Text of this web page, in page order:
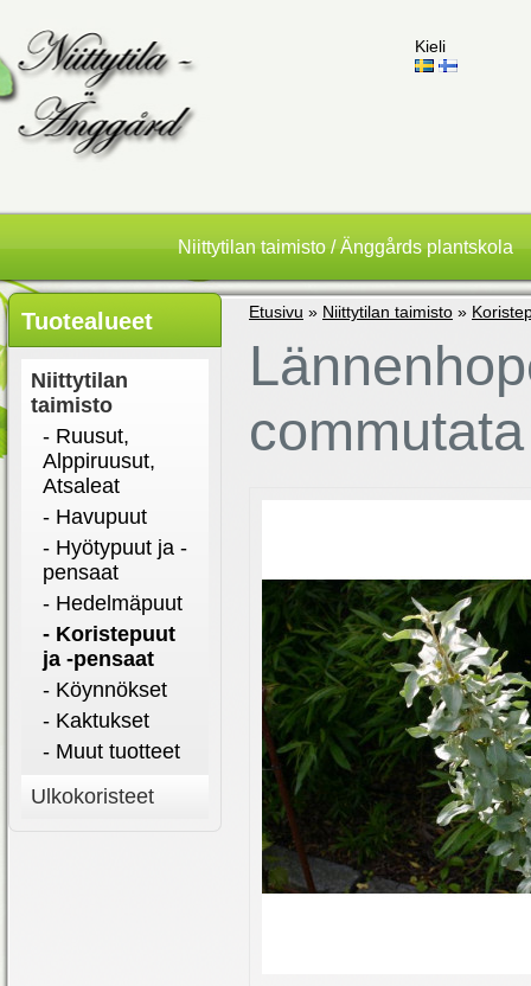
Kieli
Niittytilan taimisto / Änggårds plantskola
Tuotealueet
Niittytilan
taimisto
- Ruusut,
Alppiruusut,
Atsaleat
- Havupuut
- Hyötypuut ja -
pensaat
- Hedelmäpuut
- Koristepuut
ja -pensaat
- Köynnökset
- Kaktukset
- Muut tuotteet
Ulkokoristeet
Etusivu » Niittytilan taimisto »